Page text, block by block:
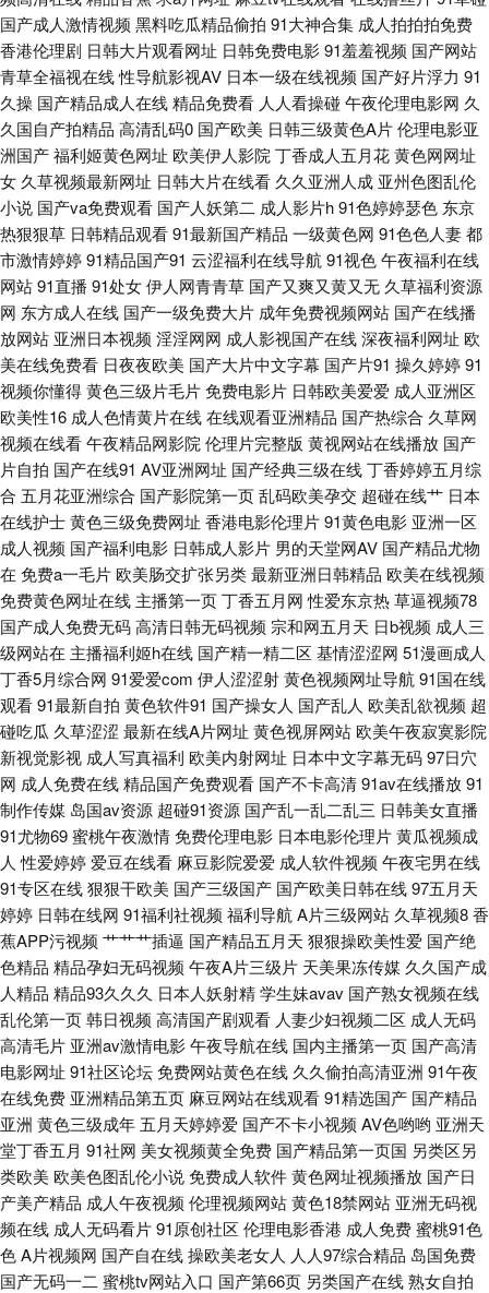
久久男人网 成人小视频资源库 丁香五月色播网 日韩骚片 91淫库 91次元网
欧美性爱首页 超碰91中文字幕 91中文熟女 精品少妇一区二区三区 超碰97护
士 天天终合网天天 亚洲先锋电影 91黄色官网入口 精品视频91福利 91蜜臀
精品视频 91性交免费看 91N视频乱吗免费 日本啊v在线视频 久久九九网站
91网站女看 少妇品精高潮 精东黄色 Www久草 91黄色传媒视频 影音先锋AV
成人片 色网址大全亚洲天堂 老司机精品网 成人免费三级网址 91九色porn蝌
蚪 午液大香蕉 美女被草 东京热天堂91 91刘玥在线观看 91国产乱子伦 无码
不卡熟妇 老司机91福利视频 国产合集1024 国产视频92 国产情侣自拍在线
92 东方AV在线播放 91美女内射网站 日韩综合色色 91成人影 99性网 国产99
在线精品 老湿青青草 日韩大香蕉在线 香蕉免费视频导航 91超碰大香蕉 91射
精在线观看软件 国产精品九九极品 麻豆九一天美 色网址国产全资源在线 伊
人99导航 91嫂子 www99男人天堂 国产精品日韩AV电影 论理在线 日韩精品
国伦在线播放 91传播媒网页 91婬视频APP 国产成人精品青青草原 久久爱97
91草莓 人妖自慰射精 欧美影院牛B叉 免费国产一级αv片 久久嫩草精品在线
观看 91草逼视频 91视频入口 国产情品资源 蜜桃福利网 探花综合网 1024精
品免费视频 91内射视频 99资源总站 久久精品久久国产 色悠悠资源在线 在线
视频pron 微拍福利88蜜桃视频 91福利资源网 91网址成人TV 大香蕉1000 精
品久久国产 91爱爱视 91黄色视频清高 性欧美第一页 91后入在线 亚洲天堂
色 91传煤 婷婷五月天资源站 91刺激小视频 91啦中文在线 亚洲AV色1 A片探
花 91资源人人草 深夜福利视视频 91抖阴快播在线 avav国产avav 国产极品
伪娘在线 欧美91在线欧美专区 无码人妻丝袜高跟 91福利色 久9九9深色探花
欧美男女性交 首页av福利 男人的天堂社区东京热 中日韩成人在线不卡 91传
媒电影院 亚洲色天堂在线播放 狠狠久久香蕉 五月丁香影视 成人在线观看你
懂的 日韩极品av 91麻豆福利午夜 成人又粗又大国产 久久大香蕉伊人 日韩视
国产成人激情视频 黑料吃瓜精品偷拍 91大神合集 成人拍拍拍免费
香港伦理剧 日韩大片观看网址 日韩免费电影91羞羞视频 国产网站
青草全福视在线性导航影视AV 日本一级在线视频 国产好片浮力 91
久操 国产精品成人在线精品免费看 人人看操碰午夜伦理电影网 久
久国自产拍精品 高清乱码0 国产欧美 日韩三级黄色A片伦理电影亚
洲国产福利姬黄色网址 欧美伊人影院 丁香成人五月花黄色网网址
女 久草视频最新网址 日韩大片在线看 久久亚洲人成 亚州色图乱伦
小说 国产va免费观看 国产人妖第二 成人影片h91色婷婷瑟色 东京
热狠狠草 日韩精品观看91最新国产精品 一级黄色网 91色色人妻都
市激情婷婷91精品国产91 云涩福利在线导航 91视色午夜福利在线
网站91直播 91处女伊人网青青草 国产又爽又黄又无 久草福利资源
网 东方成人在线 国产一级免费大片 成年免费视频网站 国产在线播
放网站 亚洲日本视频 淫淫网网 成人影视国产在线深夜福利网址 欧
美在线免费看 日夜夜欧美 国产大片中文字幕 国产片91 操久婷婷91
视频你懂得黄色三级片毛片免费电影片 日韩欧美爱爱 成人亚洲区
欧美性16 成人色情黄片在线在线观看亚洲精品 国产热综合 久草网
视频在线看午夜精品网影院 伦理片完整版 黄视网站在线播放 国产
片自拍 国产在线91 AV亚洲网址 国产经典三级在线丁香婷婷五月综
合 五月花亚洲综合 国产影院第一页乱码欧美孕交 超碰在线艹 日本
在线护士黄色三级免费网址 香港电影伦理片91黄色电影 亚洲一区
成人视频 国产福利电影 日韩成人影片 男的天堂网AV 国产精品尤物
在 免费a一毛片 欧美肠交扩张另类最新亚洲日韩精品 欧美在线视频
免费黄色网址在线 主播第一页丁香五月网 性爱东京热草逼视频78
国产成人免费无码高清日韩无码视频 宗和网五月天 日b视频 成人三
级网站在 主播福利姬h在线 国产精一精二区 基情涩涩网 51漫画成人
丁香5月综合网 91爱爱com 伊人涩涩射黄色视频网址导航 91国在线
观看91最新自拍 黄色软件91 国产操女人 国产乱人 欧美乱欲视频 超
碰吃瓜 久草涩涩 最新在线A片网址 黄色视屏网站 欧美午夜寂寞影院
新视觉影视 成人写真福利 欧美内射网址 日本中文字幕无码97日穴
网 成人免费在线精品国产免费观看 国产不卡高清91av在线播放91
制作传媒 岛国av资源 超碰91资源 国产乱一乱二乱三 日韩美女直播
91尤物69蜜桃午夜激情免费伦理电影 日本电影伦理片黄瓜视频成
人 性爱婷婷 爱豆在线看 麻豆影院爱爱 成人软件视频 午夜宅男在线
91专区在线狠狠干欧美 国产三级国产 国产欧美日韩在线97五月天
婷婷 日韩在线网 91福利社视频 福利导航 A片三级网站 久草视频8香
蕉APP污视频 艹艹艹插逼 国产精品五月天 狠狠操欧美性爱 国产绝
色精品 精品孕妇无码视频 午夜A片三级片 天美果冻传媒 久久国产成
人精品 精品93久久久 日本人妖射精学生妹avav 国产熟女视频在线
乱伦第一页韩日视频 高清国产剧观看 人妻少妇视频二区 成人无码
高清毛片 亚洲av激情电影午夜导航在线 国内主播第一页 国产高清
电影网址 91社区论坛免费网站黄色在线 久久偷拍高清亚洲 91午夜
在线免费 亚洲精品第五页 麻豆网站在线观看91精选国产 国产精品
亚洲 黄色三级成年 五月天婷婷爱 国产不卡小视频 AV色哟哟 亚洲天
堂丁香五月 91社网 美女视频黄全免费 国产精品第一页国 另类区另
类欧美 欧美色图乱伦小说免费成人软件黄色网址视频播放 国产日
产美产精品 成人午夜视频 伦理视频网站黄色18禁网站 亚洲无码视
频在线 成人无码看片91原创社区 伦理电影香港 成人免费蜜桃91色
色A片视频网 国产自在线操欧美老女人 人人97综合精品 岛国免费
国产无码一二 蜜桃tv网站入口 国产第66页 另类国产在线熟女自拍